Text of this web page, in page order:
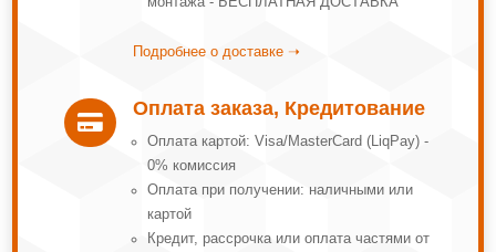
Подробнее о доставке ➝

Оплата заказа, Кредитование
Оплата картой: Visa/MasterCard (LiqPay) -
0% комиссия
Оплата при получении: наличными или
картой
Кредит, рассрочка или оплата частями от